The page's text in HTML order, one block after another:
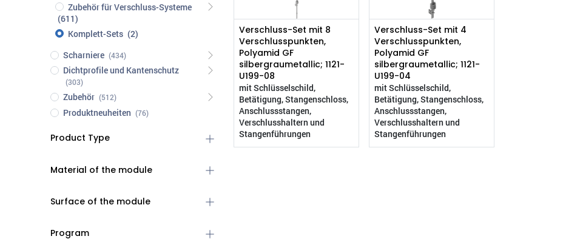
Zubehör für Verschluss-Systeme
(611)
Komplett-Sets (2)
Scharniere (434)
Dichtprofile und Kantenschutz
(303)
Zubehör (512)
Produktneuheiten (76)
Product Type
Material of the module
Surface of the module
Program
Verschluss-Set mit 8
Verschlusspunkten,
Polyamid GF
silbergraumetallic; 1121-
U199-08
mit Schlüsselschild,
Betätigung, Stangenschloss,
Anschlussstangen,
Verschlusshaltern und
Stangenführungen
Verschluss-Set mit 4
Verschlusspunkten,
Polyamid GF
silbergraumetallic; 1121-
U199-04
mit Schlüsselschild,
Betätigung, Stangenschloss,
Anschlussstangen,
Verschlusshaltern und
Stangenführungen